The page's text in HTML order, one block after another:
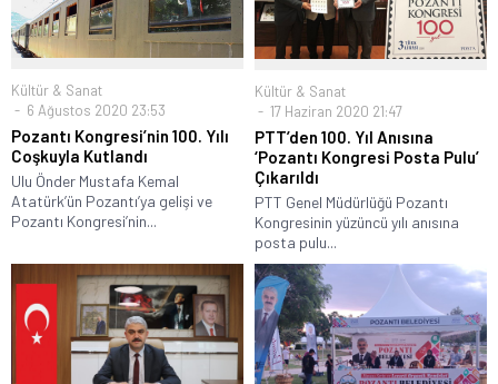
Kültür & Sanat
6 Ağustos 2020 23:53
Pozantı Kongresi’nin 100. Yılı
Coşkuyla Kutlandı
Ulu Önder Mustafa Kemal
Atatürk’ün Pozantı’ya gelişi ve
Pozantı Kongresi’nin...
Kültür & Sanat
17 Haziran 2020 21:47
PTT’den 100. Yıl Anısına
‘Pozantı Kongresi Posta Pulu’
Çıkarıldı
PTT Genel Müdürlüğü Pozantı
Kongresinin yüzüncü yılı anısına
posta pulu...